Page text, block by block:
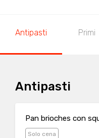
Antipasti Primi
Antipasti
Pan brioches con
Solo cena